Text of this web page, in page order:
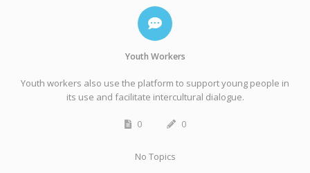
Youth Workers
Youth workers also use the platform to support young people in
its use and facilitate intercultural dialogue.
0 0
No Topics